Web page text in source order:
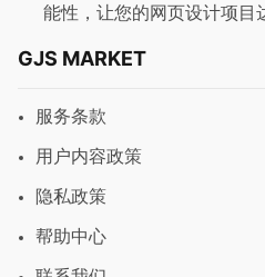
能性，让您的网页设计项目
GJS MARKET
服务条款
用户内容政策
隐私政策
帮助中心